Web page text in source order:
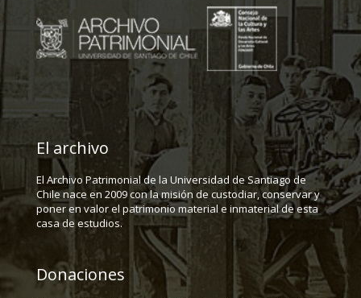
El archivo
El Archivo Patrimonial de la Universidad de Santiago de
Chile nace en 2009 con la misión de custodiar, conservar y
poner en valor el patrimonio material e inmaterial de esta
casa de estudios.
Donaciones